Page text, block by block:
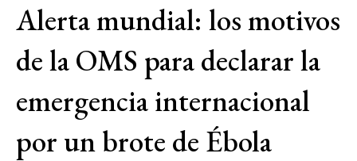
Alerta mundial: los motivos
de la OMS para declarar la
emergencia internacional
por un brote de Ébola